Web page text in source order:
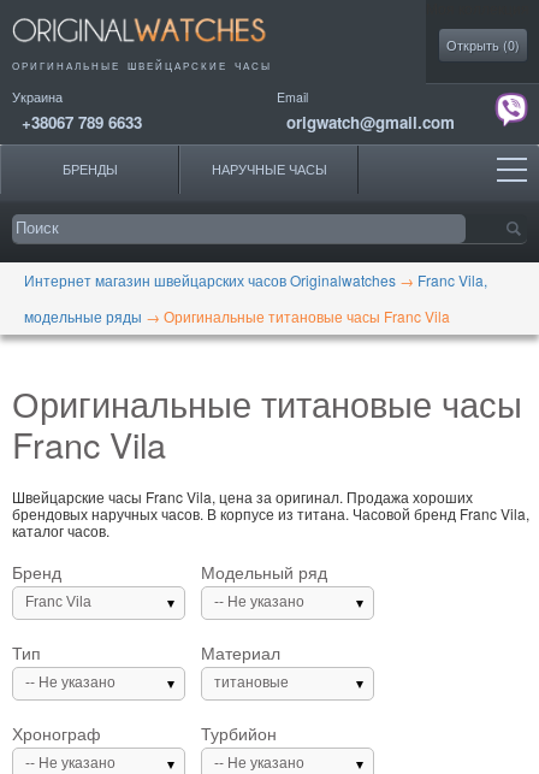
ОРИГИНАЛЬНЫЕ ШВЕЙЦАРСКИЕ ЧАСЫ
Украина
+38067 789 6633
Email
origwatch@gmail.com
Открыть (0)
БРЕНДЫ НАРУЧНЫЕ ЧАСЫ
Интернет магазин швейцарских часов Originalwatches → Franc Vila,
модельные ряды → Оригинальные титановые часы Franc Vila
Оригинальные титановые часы
Franc Vila
Швейцарские часы Franc Vila, цена за оригинал. Продажа хороших
брендовых наручных часов. В корпусе из титана. Часовой бренд Franc Vila,
каталог часов.
Бренд
Franc Vila
Модельный ряд
-- Не указано
Тип
-- Не указано
Материал
титановые
Хронограф
-- Не указано
Турбийон
-- Не указано